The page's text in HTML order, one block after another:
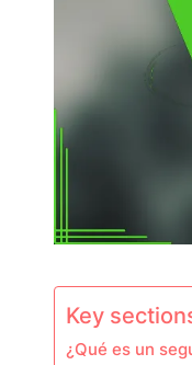
Key
¿Qué es un